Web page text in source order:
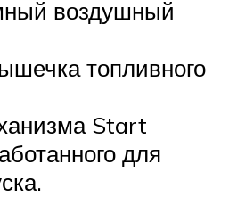
воздушный
топливного
Start
для